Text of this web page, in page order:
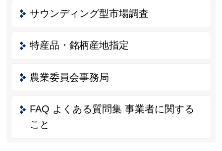
サウンディング型市場調査
特産品・銘柄産地指定
農業委員会事務局
FAQ よくある質問集 事業者に関する
こと